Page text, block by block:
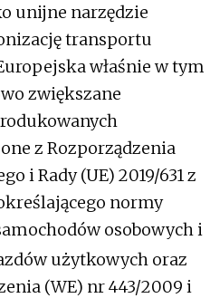
unijne narzędzie
transportu
właśnie w tym
zwiększane
z Rozporządzenia
i Rady (UE) 2019/631 z
normy
osobowych i
użytkowych oraz
(WE) nr 443/2009 i